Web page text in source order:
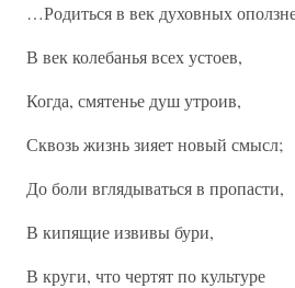
…Родиться в век духовных
В век колебанья всех устоев,
Когда, смятенье душ утроив,
Сквозь жизнь зияет новый смысл;
До боли вглядываться в пропасти,
В кипящие извивы бури,
В круги, что чертят по культуре